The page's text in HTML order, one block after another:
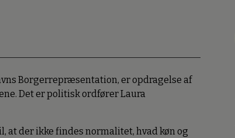
Borgerrepræsentation, er opdragelse af
Det er politisk ordfører Laura
at der ikke findes normalitet, hvad køn og